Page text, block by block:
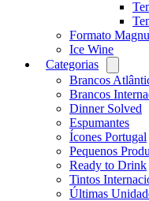
Formato
Ice Wine
Categorias
menu
Brancos
Brancos
Dinner Solved
Espumantes
Ícones Portugal
Pequenos
Ready to Drink
Tintos
Últimas